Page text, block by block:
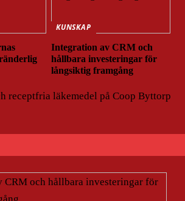
KUNSKAP
Integration av CRM och
hållbara investeringar för
långsiktig framgång
receptfria läkemedel på Coop Byttorp